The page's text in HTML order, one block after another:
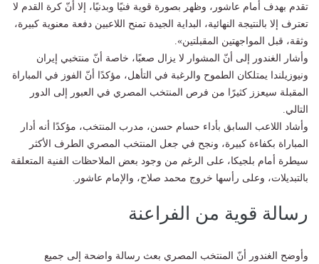
تقدم بهدف أمام عاشور، وظهر بصورة قوية فنيًا وبدنيًا، إلا أنّ كرة القدم لا
تعترف إلا بالنتيجة النهائية، البداية الجيدة تمنح اللاعبين دفعة معنوية كبيرة،
وثقة، قبل المواجهتين المقبلتين».
وأشار الغندور إلى أنّ المشوار لا يزال صعبًا، خاصة أنّ منتخبي إيران
ونيوزيلندا يمتلكان الطموح والرغبة في التأهل، مؤكدًا أنّ الفوز في المباراة
المقبلة سيعزز كثيرًا من فرص المنتخب المصري في العبور إلى الدور
التالي.
وأشاد اللاعب السابق بأداء حسام حسن، مدرب المنتخب، مؤكدًا أنه أدار
المباراة بكفاءة كبيرة، ونجح في جعل المنتخب المصري الطرف الأكثر
سيطرة أمام بلجيكا، على الرغم من وجود بعض الملاحظات الفنية المتعلقة
بالتبديلات، وعلى رأسها خروج محمد صلاح، والإمام عاشور.
رسالة قوية من الفراعنة
وأوضح الغندور أنّ المنتخب المصري بعث رسالة واضحة إلى جميع